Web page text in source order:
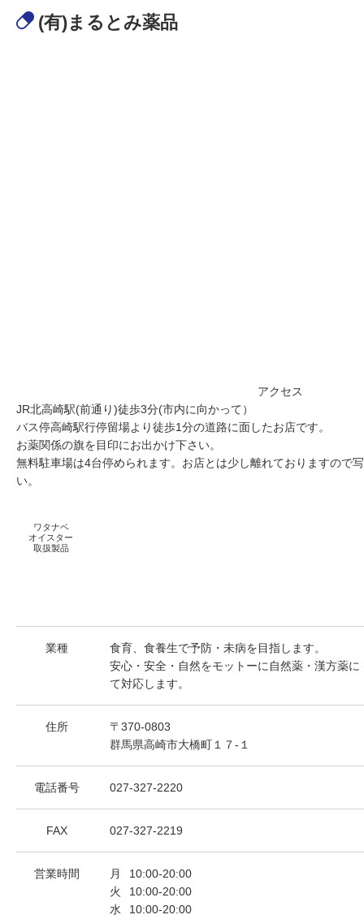
(有)まるとみ薬品
アクセス
JR北高崎駅(前通り)徒歩3分(市内に向かって）
バス停高崎駅行停留場より徒歩1分の道路に面したお店です。
お薬関係の旗を目印にお出かけ下さい。
無料駐車場は4台停められます。お店とは少し離れておりますので
い。
ワタナベ
オイスター
取扱製品
業種
食育、食養生で予防・未病を目指します。
安心・安全・自然をモットーに自然薬・漢方薬に
て対応します。
住所
〒370-0803
群馬県高崎市大橋町１７-１
電話番号 027-327-2220
FAX 027-327-2219
営業時間 月
10:00-20:00
火
10:00-20:00
水
10:00-20:00